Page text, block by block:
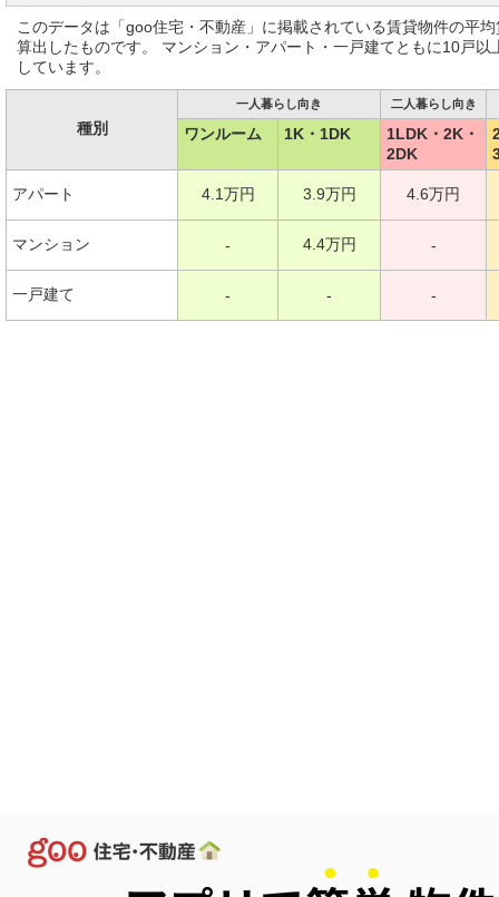
このデータは「goo住宅・不動産」に掲載されている賃貸物件の平
算出したものです。 マンション・アパート・一戸建てともに10戸
しています。
種別
一人暮らし向き 二人暮らし向き
ワンルーム 1K・1DK
1LDK・2K・
2DK
アパート 4.1万円 3.9万円 4.6万円
マンション - 4.4万円 -
一戸建て - - -